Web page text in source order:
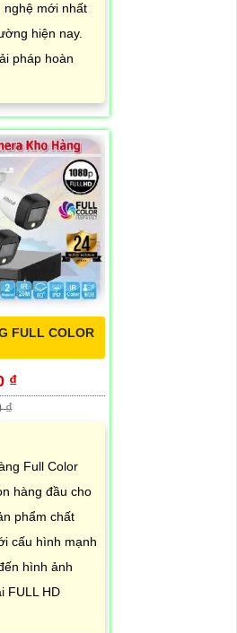
nghệ mới nhất
hiện nay.
pháp hoàn
FULL COLOR
₫
₫
Full Color
hàng đầu cho
phẩm chất
cấu hình mạnh
hình ảnh
FULL HD